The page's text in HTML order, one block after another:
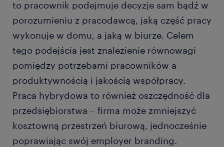
to pracownik podejmuje decyzje sam bądź w
porozumieniu z pracodawcą, jaką część pracy
wykonuje w domu, a jaką w biurze. Celem
tego podejścia jest znalezienie równowagi
pomiędzy potrzebami pracowników a
produktywnością i jakością współpracy.
Praca hybrydowa to również oszczędność dla
przedsiębiorstwa – firma może zmniejszyć
kosztowną przestrzeń biurową, jednocześnie
poprawiając swój employer branding.